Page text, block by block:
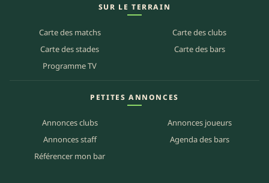
SUR LE TERRAIN
Carte des matchs
Carte des clubs
Carte des stades
Carte des bars
Programme TV
PETITES ANNONCES
Annonces clubs
Annonces joueurs
Annonces staff
Agenda des bars
Référencer mon bar